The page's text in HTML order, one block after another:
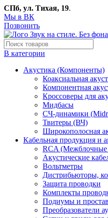
СПб, ул. Тихая, 19.
Мы в ВК
Позвонить
В категории
Акустика (Компоненты)
Коаксиальная
Компонентная
Кроссоверы для
Мидбасы
СЧ-динамики
Твитеры (ВЧ)
Широкополосная
Кабельная продукция и
RCA (Межблочные
Акустические
Вольтметры
Дистрибьюторы,
Защита проводки
Комплекты
Подиумы и
Преобразователи